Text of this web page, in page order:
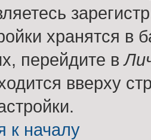
хранятся в
перейдите в
вверху
к началу